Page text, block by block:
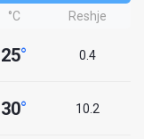
°C Reshje
25° 0.4
30° 10.2